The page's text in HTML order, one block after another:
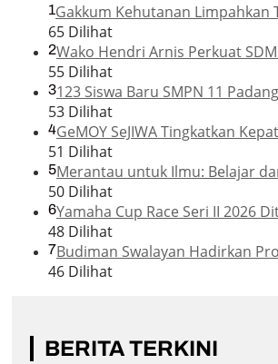
1Gakkum Kehutanan Limpahkan
65 Dilihat
2Wako Hendri Arnis Perkuat
55 Dilihat
3123 Siswa Baru SMPN 11
53 Dilihat
4GeMOY SeJIWA Tingkatkan
51 Dilihat
5Merantau untuk Ilmu: Belajar
50 Dilihat
6Yamaha Cup Race Seri II 2026
48 Dilihat
7Budiman Swalayan Hadirkan
46 Dilihat
BERITA TERKINI